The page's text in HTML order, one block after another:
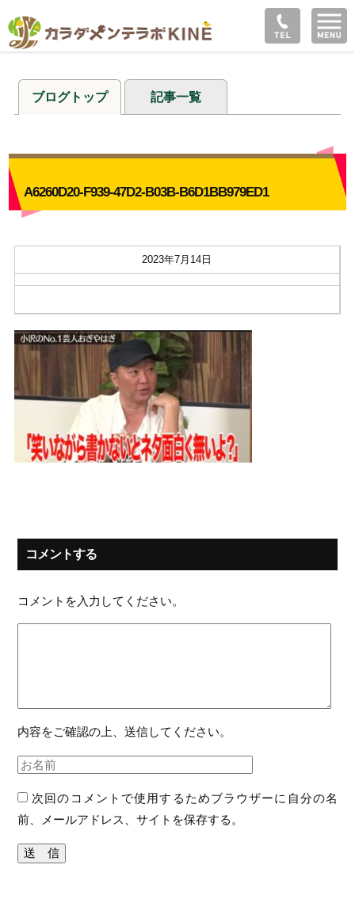
ブログトップ 記事一覧
A6260D20-F939-47D2-B03B-B6D1BB979ED1
2023年7月14日
コメントする
コメントを入力してください。
内容をご確認の上、送信してください。
次回のコメントで使用するためブラウザーに自分の名
前、メールアドレス、サイトを保存する。